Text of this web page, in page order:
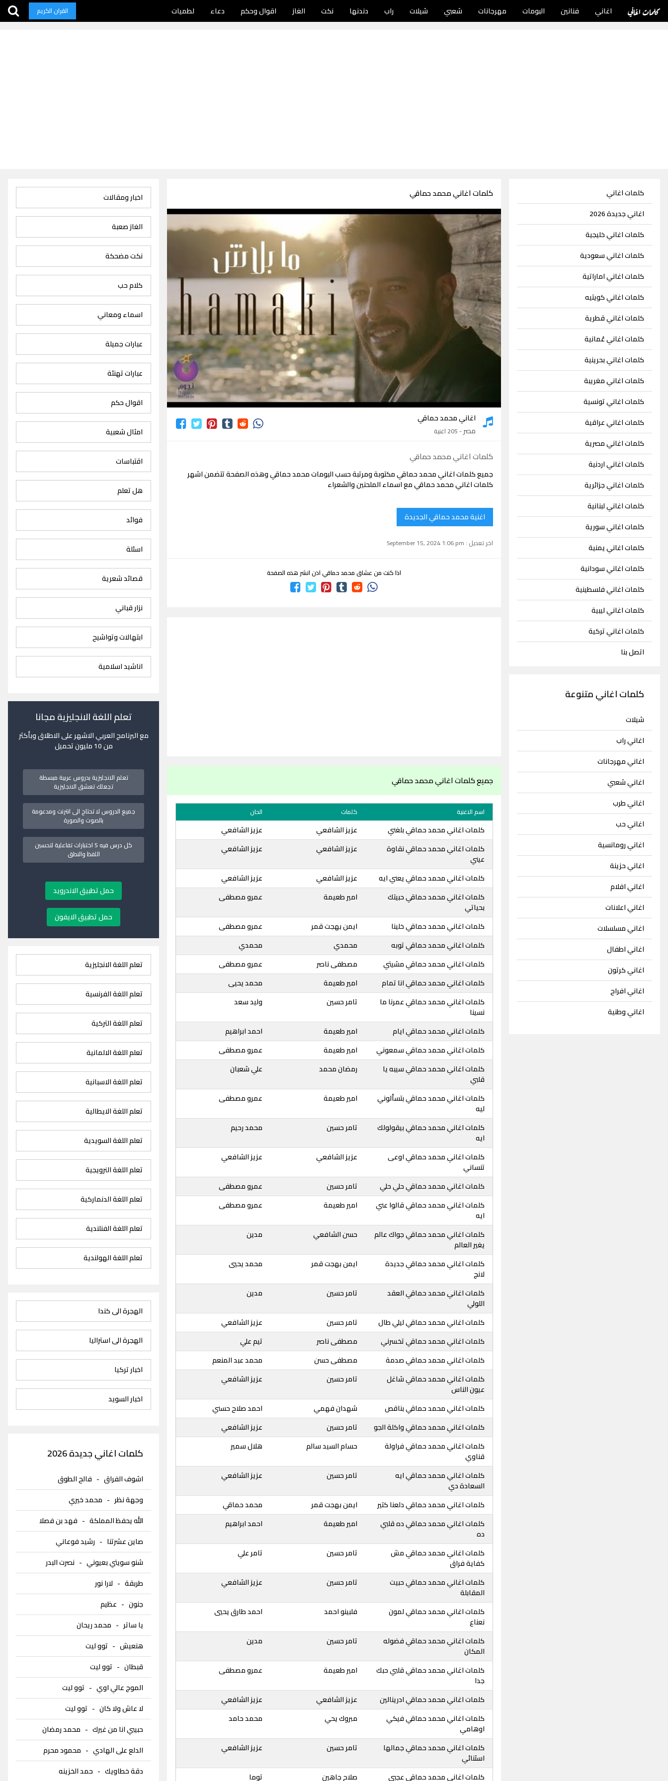
كلمات اغاني اغاني فنانين البومات مهرجانات شعبي شيلات راب دندنها نكت الغاز اقوال وحكم دعاء لطميات القران الكريم
كلمات اغاني
اغاني جديدة 2026
كلمات اغاني خليجية
كلمات اغاني سعودية
كلمات اغاني اماراتية
كلمات اغاني كويتيه
كلمات اغاني قطرية
كلمات اغاني عُمانية
كلمات اغاني بحرينية
كلمات اغاني مغريبة
كلمات اغاني تونسية
كلمات اغاني عراقية
كلمات اغاني مصرية
كلمات اغاني اردنية
كلمات اغاني جزائرية
كلمات اغاني لبنانية
كلمات اغاني سورية
كلمات اغاني يمنية
كلمات اغاني سودانية
كلمات اغاني فلسطينية
كلمات اغاني ليبية
كلمات اغاني تركية
اتصل بنا
كلمات اغاني متنوعة
شيلات
اغاني راب
اغاني مهرجانات
اغاني شعبي
اغاني طرب
اغاني حب
اغاني رومانسية
اغاني حزينة
اغاني افلام
اغاني اعلانات
اغاني مسلسلات
اغاني اطفال
اغاني كرتون
اغاني افراح
اغاني وطنية
كلمات اغاني محمد حماقي
كلمات اغاني محمد حماقي
اغاني محمد حماقي
مصر- 205 اغنية
كلمات اغاني محمد حماقي
جميع كلمات اغاني محمد حماقي مكتوبة ومرتبة حسب البومات محمد حماقي وهذه الصفحة تتضمن اشهر
كلمات اغاني محمد حماقي مع اسماء الملحنين والشعراء
اغنية محمد حماقي الجديدة
اخر تعديل : September 15, 2024 1:06 pm
اذا كنت من عشاق محمد حماقي اذن انشر هذه الصفحة
جميع كلمات اغاني محمد حماقي
اسم الاغنية كلمات الحان
كلمات اغاني محمد حماقي بلغني عزيز الشافعي
عزيز الشافعي
كلمات اغاني محمد حماقي نقاوة
عيني
عزيز الشافعي عزيز الشافعي
كلمات اغاني محمد حماقي يعني ايه عزيز الشافعي
عزيز الشافعي
كلمات اغاني محمد حماقي حبيتك
بحياتي
امير طعيمة عمرو مصطفى
كلمات اغاني محمد حماقي خلينا ايمن بهجت قمر
عمرو مصطفى
كلمات اغاني محمد حماقي توبه
محمدي
محمدي
كلمات اغاني محمد حماقي مشيتي
مصطفى ناصر
عمرو مصطفى
كلمات اغاني محمد حماقي انا تمام
امير طعيمة
محمد يحيى
كلمات اغاني محمد حماقي عمرنا ما
نسينا
تامر حسين وليد سعد
كلمات اغاني محمد حماقي ايام امير طعيمة
احمد ابراهيم
كلمات اغاني محمد حماقي سمعوني
امير طعيمة
عمرو مصطفى
كلمات اغاني محمد حماقي سيبه يا
قلبي
رمضان محمد علي شعبان
كلمات اغاني محمد حماقي بتسألوني
ليه
امير طعيمة عمرو مصطفى
كلمات اغاني محمد حماقي بيقولولك
ايه
تامر حسين محمد رحيم
كلمات اغاني محمد حماقي اوعى
تنساني
عزيز الشافعي عزيز الشافعي
كلمات اغاني محمد حماقي حلي حلي تامر حسين
عمرو مصطفى
كلمات اغاني محمد حماقي قالوا عني
ايه
امير طعيمة عمرو مصطفى
كلمات اغاني محمد حماقي جواك عالم
يغير العالم
حسن الشافعي مدين
كلمات اغاني محمد حماقي جديدة
لانج
ايمن بهجت قمر محمد يحيي
كلمات اغاني محمد حماقي العقد
اللولي
تامر حسين مدين
كلمات اغاني محمد حماقي ليلي طال تامر حسين
عزيز الشافعي
كلمات اغاني محمد حماقي تخسرني
مصطفى ناصر
تيم علي
كلمات اغاني محمد حماقي صدمة
مصطفى حسن
محمد عبد المنعم
كلمات اغاني محمد حماقي شاغل
عيون الناس
تامر حسين عزيز الشافعي
كلمات اغاني محمد حماقي بناقص شهدان فهمي
احمد صلاح حسني
كلمات اغاني محمد حماقي واكلة الجو
تامر حسين
عزيز الشافعي
كلمات اغاني محمد حماقي فراولة
قناوي
حسام السيد سالم هلال سمير
كلمات اغاني محمد حماقي ايه
السعادة دي
تامر حسين عزيز الشافعي
كلمات اغاني محمد حماقي دلعنا كتير ايمن بهجت قمر
محمد حماقي
كلمات اغاني محمد حماقي ده قلبي
ده
امير طعيمة احمد ابراهيم
كلمات اغاني محمد حماقي مش
كفاية فراق
تامر حسين تامر علي
كلمات اغاني محمد حماقي حبيت
المقابلة
تامر حسين عزيز الشافعي
كلمات اغاني محمد حماقي لمون
نعناع
فلبينو احمد احمد طارق يحيي
كلمات اغاني محمد حماقي فضوله
المكان
تامر حسين مدين
كلمات اغاني محمد حماقي قلبي حبك
جدا
امير طعيمة عمرو مصطفى
كلمات اغاني محمد حماقي ادرينالين عزيز الشافعي
عزيز الشافعي
كلمات اغاني محمد حماقي فيكي
اوهامي
مبروك يحي محمد حامد
كلمات اغاني محمد حماقي جمالها
اسثنائي
تامر حسين عزيز الشافعي
كلمات اغاني محمد حماقي عجبي صلاح جاهين توما
اخبار ومقالات
الغاز صعبة
نكت مضحكة
كلام حب
اسماء ومعاني
عبارات جميلة
عبارات تهنئة
اقوال حكم
امثال شعبية
اقتباسات
هل تعلم
فوائد
اسئلة
قصائد شعرية
نزار قباني
ابتهالات وتواشيح
اناشيد اسلامية
تعلم اللغة الانجليزية مجانا
مع البرنامج العربي الاشهر على الاطلاق وبأكثر
من 10 مليون تحميل
تعلم الانجليزية بدروس عربية مبسطة
تجعلك تعشق الانجليزية
جميع الدروس لا تحتاج الى انترنت ومدعومة
بالصوت والصورة
كل درس فيه 5 اختبارات تفاعلية لتحسين
اللفظ والنطق
حمل تطبيق الاندرويد
حمل تطبيق الايفون
تعلم اللغة الانجليزية
تعلم اللغة الفرنسية
تعلم اللغة التركية
تعلم اللغة الالمانية
تعلم اللغة الاسبانية
تعلم اللغة الايطالية
تعلم اللغة السويدية
تعلم اللغة النرويجية
تعلم اللغة الدنماركية
تعلم اللغة الفنلندية
تعلم اللغة الهولندية
الهجرة الى كندا
الهجرة الى استراليا
اخبار تركيا
اخبار السويد
كلمات اغاني جديدة 2026
اشوف الفراق- فالح الطوق
وجهة نظر - محمد خيري
الله يحفظ المملكة- فهد بن فصلا
صاين عشرتنا - رشيد فوعاني
شنو سويتي بعيوني- نصرت البدر
طربقة- لارا نور
جنون- عظيم
يا ساتر - محمد ريحان
هنعيش- توو ليت
قبطان- توو ليت
الموج عالي اوي- توو ليت
لا عاش ولا كان- توو ليت
حبيبي انا من غيرك- محمد رمضان
الدلع على الهادي- محمود محرم
دقة خطاويك- حمد الخزينه